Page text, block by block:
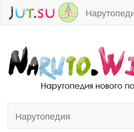
Нарутопедия
Перейти к: